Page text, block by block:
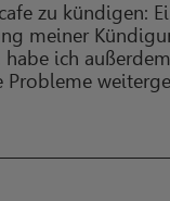
zu kündigen:
meiner
ich